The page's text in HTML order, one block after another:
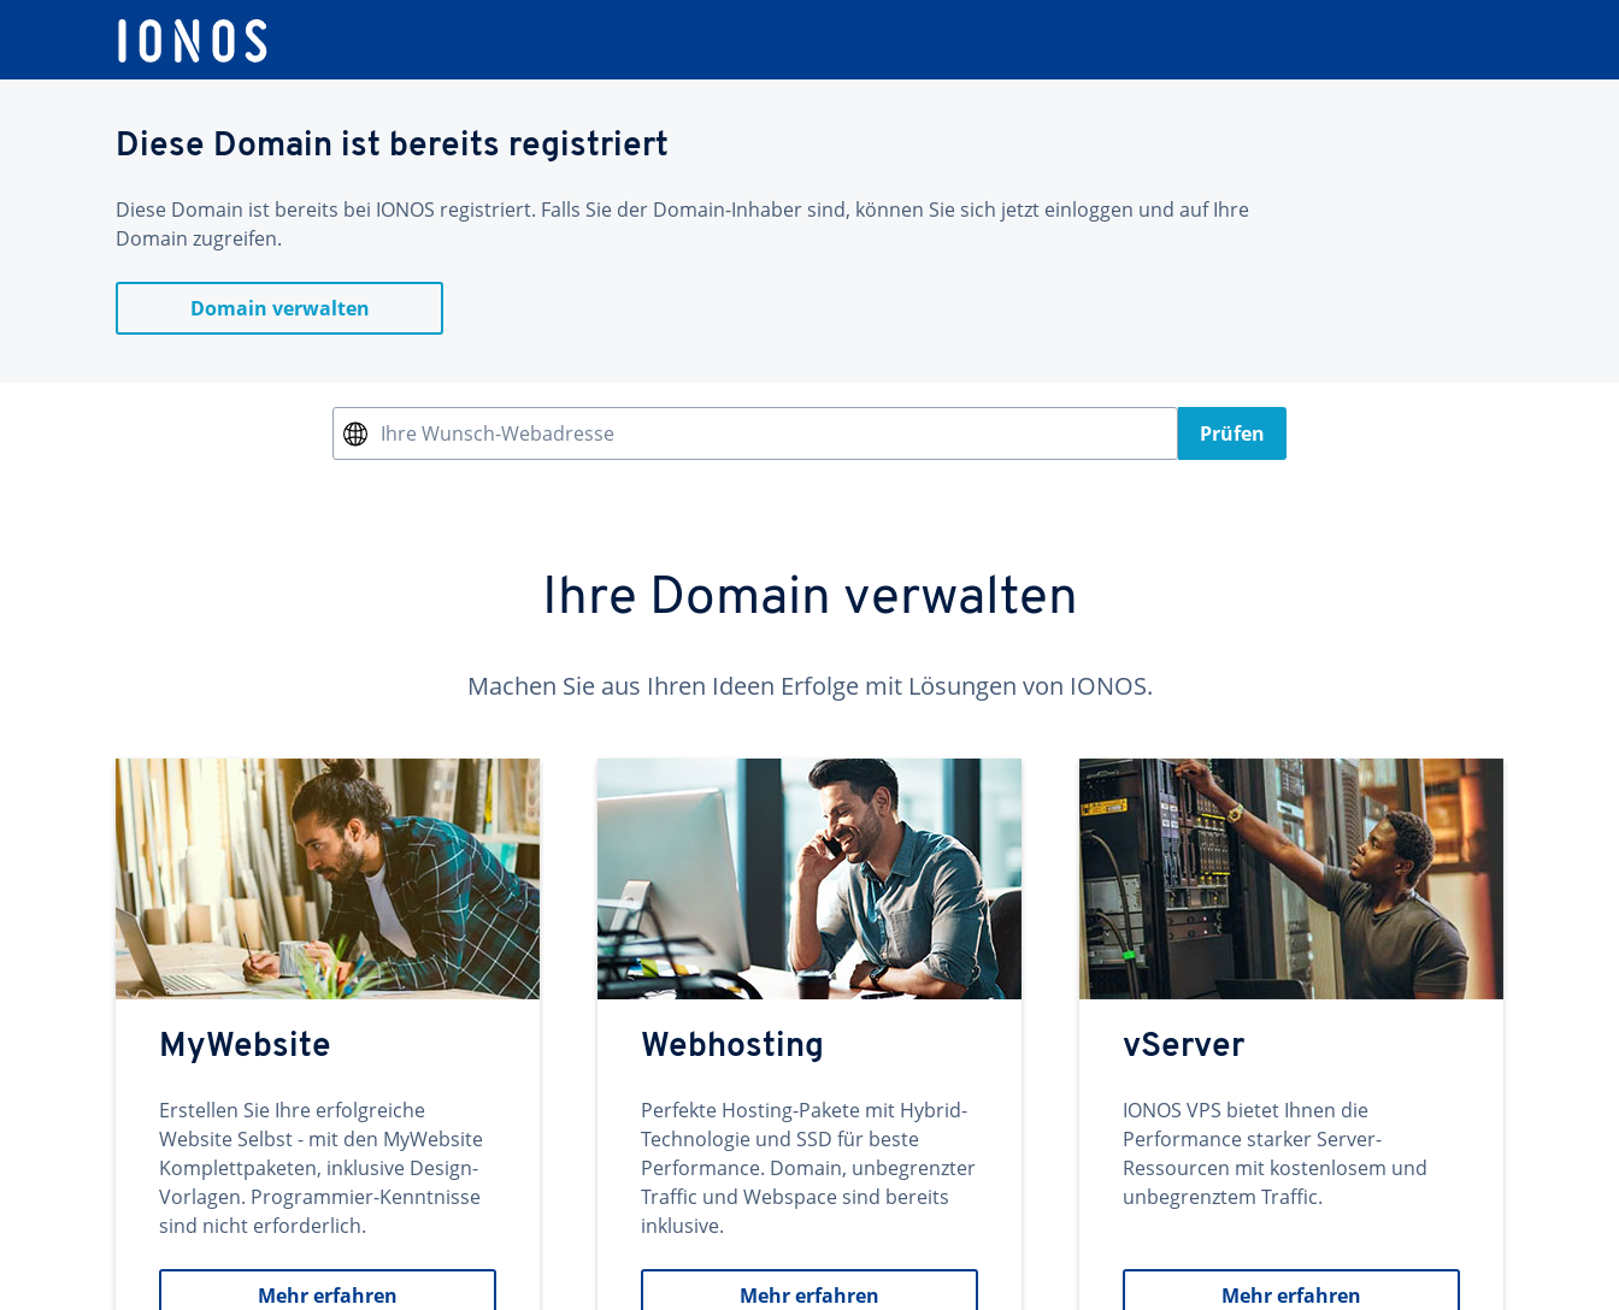
Diese Domain ist bereits registriert
Diese Domain ist bereits bei IONOS registriert. Falls Sie der Domain-Inhaber sind, können Sie sich jetzt einloggen und auf Ihre
Domain zugreifen.
Domain verwalten
Ihre Wunsch-Webadresse Prüfen
Ihre Domain verwalten
Machen Sie aus Ihren Ideen Erfolge mit Lösungen von IONOS.
MyWebsite
Erstellen Sie Ihre erfolgreiche
Website Selbst - mit den MyWebsite
Komplettpaketen, inklusive Design-
Vorlagen. Programmier-Kenntnisse
sind nicht erforderlich.
Mehr erfahren
Webhosting
Perfekte Hosting-Pakete mit Hybrid-
Technologie und SSD für beste
Performance. Domain, unbegrenzter
Traffic und Webspace sind bereits
inklusive.
Mehr erfahren
vServer
IONOS VPS bietet Ihnen die
Performance starker Server-
Ressourcen mit kostenlosem und
unbegrenztem Traffic.
Mehr erfahren